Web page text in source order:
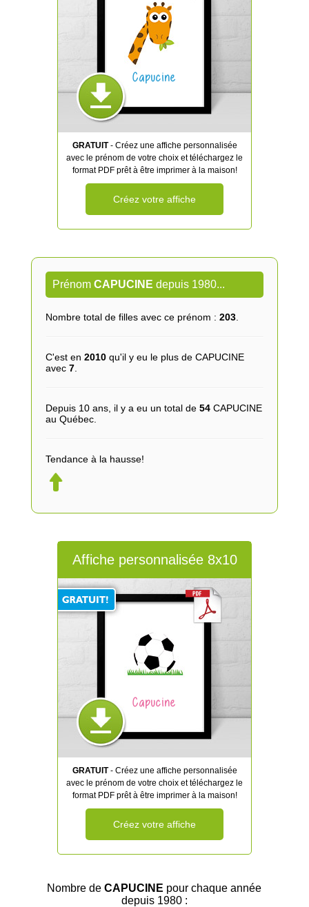
Capucine
GRATUIT- Créez une affiche personnalisée
avec le prénom de votre choix et téléchargez le
format PDF prêt à être imprimer à la maison!
Créez votre affiche
Prénom CAPUCINE depuis 1980...
Nombre total de filles avec ce prénom : 203.
C'est en 2010qu'il y eu le plus de CAPUCINE
avec 7.
Depuis 10 ans, il y a eu un total de 54CAPUCINE
au Québec.
Tendance à la hausse!
Affiche personnalisée 8x10
Capucine
GRATUIT- Créez une affiche personnalisée
avec le prénom de votre choix et téléchargez le
format PDF prêt à être imprimer à la maison!
Créez votre affiche
Nombre deCAPUCINE pour chaque année
depuis 1980 :